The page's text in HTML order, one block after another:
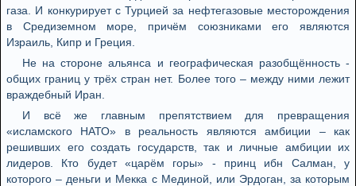
газа. И конкурирует с Турцией за нефтегазовые месторождения
в Средиземном море, причём союзниками его являются
Израиль, Кипр и Греция.
Не на стороне альянса и географическая разобщённость -
общих границ у трёх стран нет. Более того – между ними лежит
враждебный Иран.
И всё же главным препятствием для превращения
«исламского НАТО» в реальность являются амбиции – как
решивших его создать государств, так и личные амбиции их
лидеров. Кто будет «царём горы» - принц ибн Салман, у
которого – деньги и Мекка с Мединой, или Эрдоган, за которым